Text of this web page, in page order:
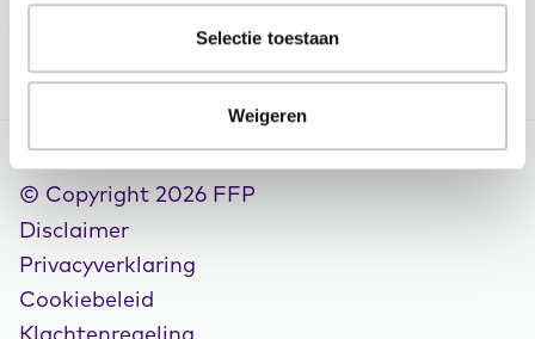
Selectie toestaan
Weigeren
© Copyright 2026 FFP
Disclaimer
Privacyverklaring
Cookiebeleid